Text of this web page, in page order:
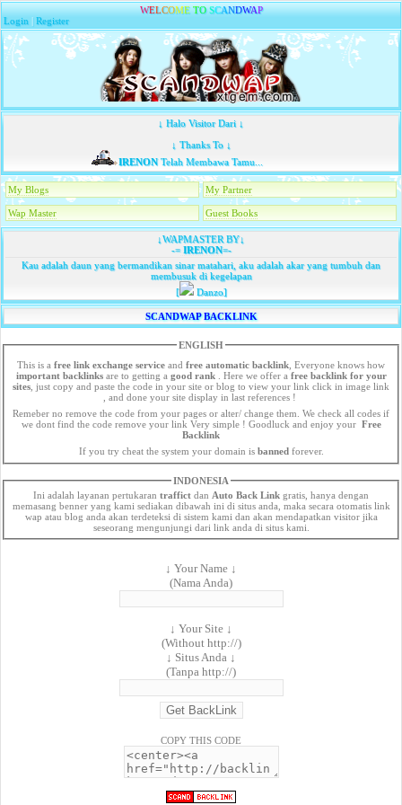
WELCOME TO SCANDWAP
Login |Register
↓ Halo Visitor Dari ↓
↓ Thanks To ↓
IRENONTelah Membawa Tamu...
My Blogs My Partner
Wap Master Guest Books
↓WAPMASTER BY↓
-=IRENON=-
Kau adalah daun yang bermandikan sinar matahari, aku adalah akar yang tumbuh dan
membusuk di kegelapan
[
Danzo]
SCANDWAP BACKLINK
ENGLISH
This is a free link exchange service and free automatic backlink , Everyone knows how
important backlinksare to getting a good rank. Here we offer a free backlink for your
sites , just copy and paste the code in your site or blog to view your link click in image link
, and done your site display in last references !
Remeber no remove the code from your pages or alter/ change them. We check all codes if
we dont find the code remove your link Very simple ! Goodluck and enjoy your Free
Backlink
If you try cheat the system your domain is bannedforever.
INDONESIA
Ini adalah layanan pertukaran traffict dan Auto Back Link gratis, hanya dengan
memasang benner yang kami sediakan dibawah ini di situs anda, maka secara otomatis link
wap atau blog anda akan terdeteksi di sistem kami dan akan mendapatkan visitor jika
seseorang mengunjungi dari link anda di situs kami.
↓ Your Name ↓
(Nama Anda)
↓ Your Site ↓
(Without http://)
↓ Situs Anda ↓
(Tanpa http://)
COPY THIS CODE